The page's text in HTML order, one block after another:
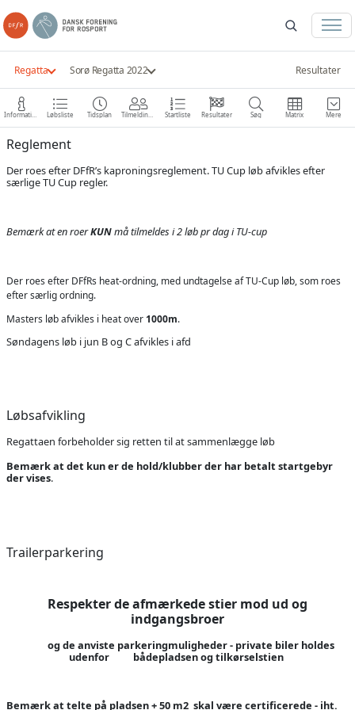
Regatta Sorø Regatta 2022 Resultater
Information Løbsliste Tidsplan Tilmeldinger Startliste Resultater Søg Matrix Mere
Reglement
Der roes efter DFfR’s kaproningsreglement. TU Cup løb afvikles efter
særlige TU Cup regler.
Bemærk at en roerKUNmå tilmeldes i 2 løb pr dag i TU-cup
Der roes efter DFfRs heat-ordning, med undtagelse af TU-Cup løb, som roes
efter særlig ordning.
Masters løb afvikles i heat over 1000m.
Søndagens løb i jun B og C afvikles i afd
Løbsafvikling
Regattaen forbeholder sig retten til at sammenlægge løb
Bemærk at det kun er de hold/klubber der har betalt startgebyr
der vises.
Trailerparkering
Respekter de afmærkede stier mod ud og
indgangsbroer
og de anviste parkeringmuligheder - private biler holdes
udenfor bådepladsen og tilkørselstien
Bemærk at telte på pladsen + 50 m2 skal være certificerede - iht.